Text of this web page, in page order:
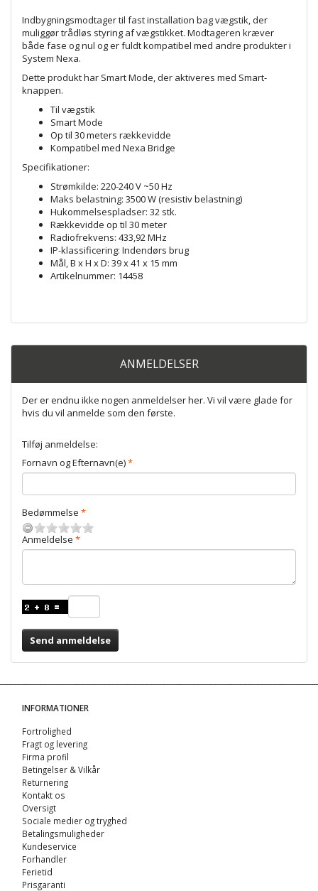
Indbygningsmodtager til fast installation bag vægstik, der
muliggør trådløs styring af vægstikket. Modtageren kræver
både fase og nul og er fuldt kompatibel med andre produkter i
System Nexa.
Dette produkt har Smart Mode, der aktiveres med Smart-
knappen.
Til vægstik
Smart Mode
Op til 30 meters rækkevidde
Kompatibel med Nexa Bridge
Specifikationer:
Strømkilde: 220-240 V ~50 Hz
Maks belastning: 3500 W (resistiv belastning)
Hukommelsespladser: 32 stk.
Rækkevidde op til 30 meter
Radiofrekvens: 433,92 MHz
IP-klassificering: Indendørs brug
Mål, B x H x D: 39 x 41 x 15 mm
Artikelnummer: 14458
ANMELDELSER
Der er endnu ikke nogen anmeldelser her. Vi vil være glade for
hvis du vil anmelde som den første.
Tilføj anmeldelse:
Fornavn og Efternavn(e)
Bedømmelse
Anmeldelse
Send anmeldelse
INFORMATIONER
Fortrolighed
Fragt og levering
Firma profil
Betingelser & Vilkår
Returnering
Kontakt os
Oversigt
Sociale medier og tryghed
Betalingsmuligheder
Kundeservice
Forhandler
Ferietid
Prisgaranti